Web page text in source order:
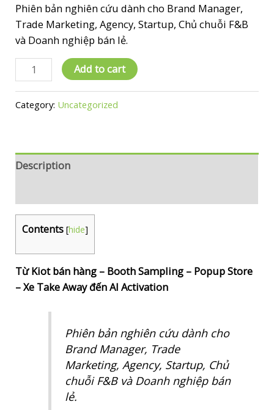
Phiên bản nghiên cứu dành cho Brand Manager,
Trade Marketing, Agency, Startup, Chủ chuỗi F&B
và Doanh nghiệp bán lẻ.
"CẨM
NANG
ACTIVATION
RETAIL
-
root
Add to cart
Category: Uncategorized
Description
Contents [hide]
Từ Kiot bán hàng – Booth Sampling – Popup Store
– Xe Take Away đến AI Activation
Phiên bản nghiên cứu dành cho
Brand Manager, Trade
Marketing, Agency, Startup, Chủ
chuỗi F&B và Doanh nghiệp bán
lẻ.